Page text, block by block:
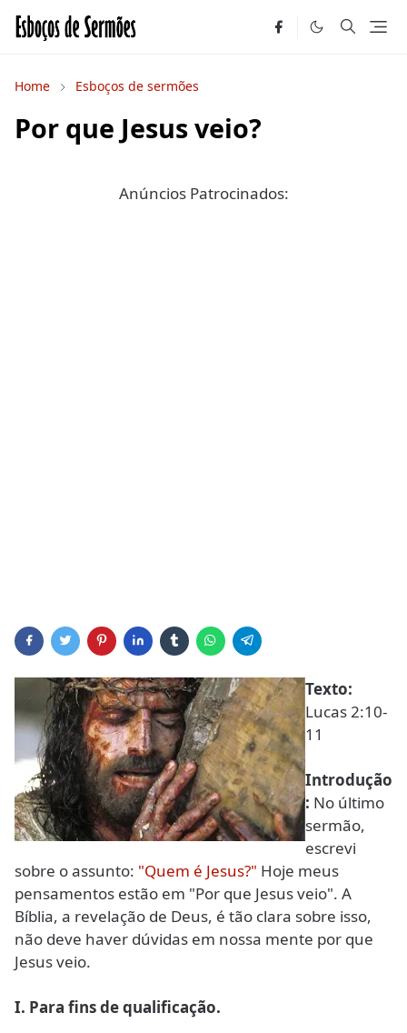
Home Esboços de sermões
Por que Jesus veio?
Anúncios Patrocinados:
Texto:
Lucas 2:10-
11
Introdução
: No último
sermão,
escrevi
sobre o assunto: "Quem é Jesus?" Hoje meus
pensamentos estão em "Por que Jesus veio". A
Bíblia, a revelação de Deus, é tão clara sobre isso,
não deve haver dúvidas em nossa mente por que
Jesus veio.
I. Para fins de qualificação.